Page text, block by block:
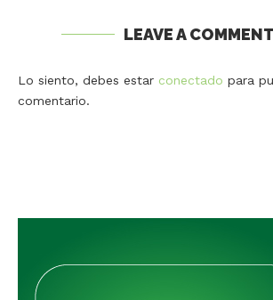
LEAVE A COMMENT
Lo siento, debes estar conectado para
comentario.